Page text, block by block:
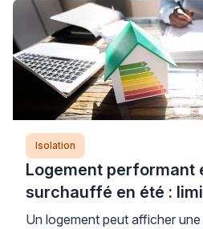
Isolation
Logement performant
surchauffé en été :
aux canicules
Un logement peut afficher